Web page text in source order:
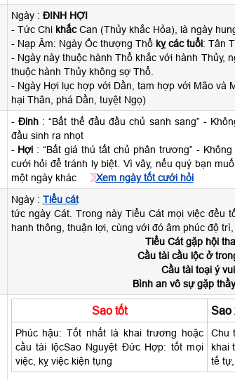
Ngày : ĐINH HỢI
- Tức Chi khắcCan (Thủy khắc Hỏa), là ngày
- Nạp Âm: Ngày Ốc thượng Thổ kỵ các tuổi: Tân
- Ngày này thuộc hành Thổ khắc với hành Thủy,
thuộc hành Thủy không sợ Thổ.
- Ngày Hợi lục hợp với Dần, tam hợp với Mão và
hại Thân, phá Dần, tuyệt Ngọ)
- Đinh: “Bất thế đầu đầu chủ sanh sang” -
đầu sinh ra nhọt
- Hợi : “Bất giá thú tất chủ phân trương” -
cưới hỏi để tránh ly biệt. Vì vây, nếu quý bạn
một ngày khác
Xem ngày tốt cưới hỏi
Ngày : Tiểu cát
tức ngày Cát. Trong này Tiểu Cát mọi việc đều
hanh thông, thuận lợi, cùng với đó âm phúc độ
Tiểu Cát gặp hội
Cầu tài cầu lộc ở
Cầu tài toại ý
Bình an vô sự gặp
Sao tốt Sao
Phúc hậu: Tốt nhất là khai trương hoặc
cầu tài lộcSao Nguyệt Đức Hợp: tốt mọi
việc, kỵ việc kiện tụng
Chu
khai
tế